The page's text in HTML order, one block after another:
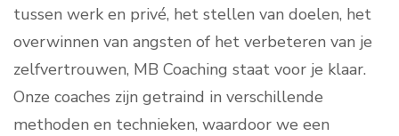
tussen werk en privé, het stellen van doelen, het
overwinnen van angsten of het verbeteren van je
zelfvertrouwen, MB Coaching staat voor je klaar.
Onze coaches zijn getraind in verschillende
methoden en technieken, waardoor we een